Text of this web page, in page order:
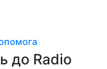
до Radio